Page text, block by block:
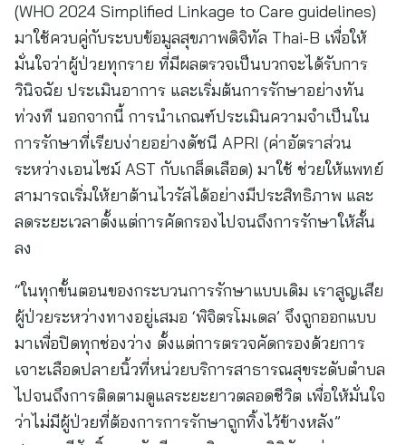
(WHO 2024 Simplified Linkage to Care guidelines)
มาใช้ควบคู่กับระบบข้อมูลสุขภาพดิจิทัล Thai-B เพื่อให้
มั่นใจว่าผู้ป่วยทุกราย ที่มีผลตรวจเป็นบวกจะได้รับการ
วินิจฉัย ประเมินอาการ และเริ่มต้นการรักษาอย่างทัน
ท่วงที นอกจากนี้ การนำเกณฑ์ประเมินความจำเป็นใน
การรักษาที่เรียบง่ายอย่างดัชนี APRI (ค่าอัตราส่วน
ระหว่างเอนไซม์ AST กับเกล็ดเลือด) มาใช้ ช่วยให้แพทย์
สามารถเริ่มให้ยาต้านไวรัสได้อย่างมีประสิทธิภาพ และ
ลดระยะเวลาตั้งแต่การคัดกรองไปจนถึงการรักษาให้สั้น
ลง
“ในทุกขั้นตอนของกระบวนการรักษาแบบเดิม เราสูญเสีย
ผู้ป่วยระหว่างทางอยู่เสมอ ‘พิจิตรโมเดล’ จึงถูกออกแบบ
มาเพื่อปิดทุกช่องว่าง ตั้งแต่การตรวจคัดกรองด้วยการ
เจาะเลือดปลายนิ้วที่หน่วยบริการสาธารณสุขระดับตำบล
ไปจนถึงการติดตามดูแลระยะยาวตลอดชีวิต เพื่อให้มั่นใจ
ว่าไม่มีผู้ป่วยที่ต้องการการรักษาถูกทิ้งไว้ข้างหลัง”